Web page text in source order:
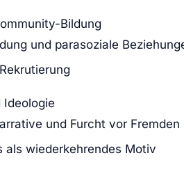
Bildung
und parasoziale
Ideologie
und Furcht vor Fremden
als wiederkehrendes Motiv